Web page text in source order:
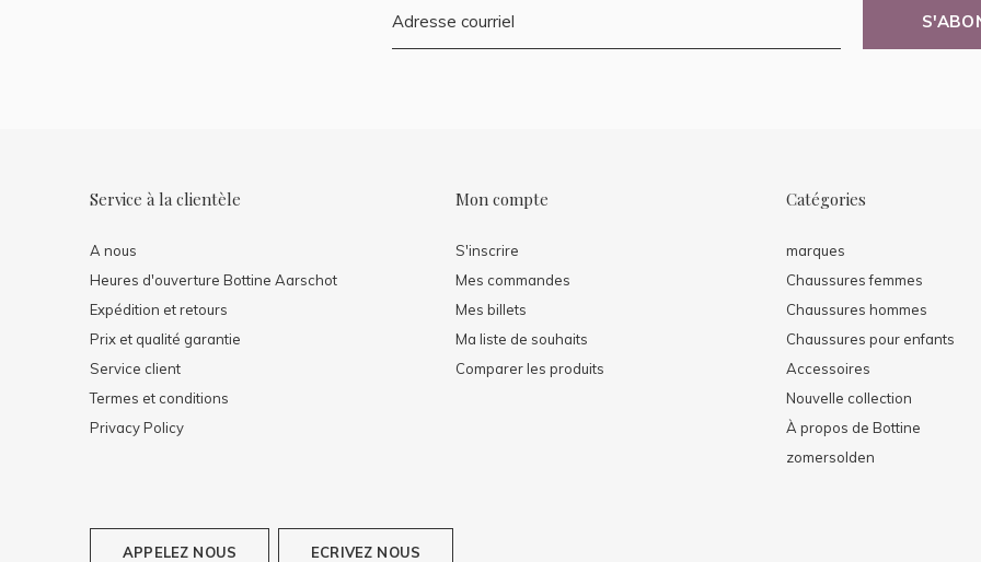
Service à la clientèle
A nous
Heures d'ouverture Bottine Aarschot
Expédition et retours
Prix ​​et qualité garantie
Service client
Termes et conditions
Privacy Policy
Mon compte
S'inscrire
Mes commandes
Mes billets
Ma liste de souhaits
Comparer les produits
Catégories
marques
Chaussures femmes
Chaussures hommes
Chaussures pour enfants
Accessoires
Nouvelle collection
À propos de Bottine
zomersolden
APPELEZ NOUS ECRIVEZ NOUS